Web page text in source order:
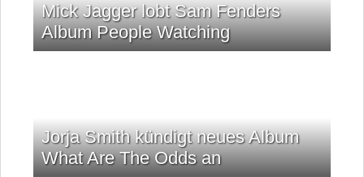
Mick Jagger lobt Sam Fenders
Album People Watching
Jorja Smith kündigt neues Album
What Are The Odds an